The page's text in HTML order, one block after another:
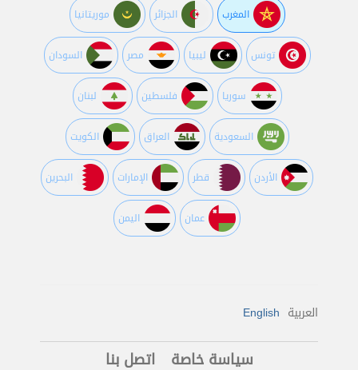
المغرب الجزائر موريتانيا
تونس ليبيا مصر السودان
سوريا فلسطين لبنان
السعودية العراق الكويت
اﻷردن قطر اﻹمارات البحرين
عمان اليمن
العربية English
سياسة خاصة اتصل بنا